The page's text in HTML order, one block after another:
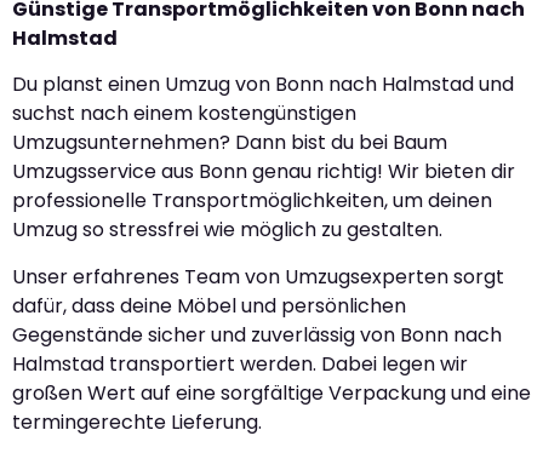
Günstige Transportmöglichkeiten von Bonn nach
Halmstad
Du planst einen Umzug von Bonn nach Halmstad und
suchst nach einem kostengünstigen
Umzugsunternehmen? Dann bist du bei Baum
Umzugsservice aus Bonn genau richtig! Wir bieten dir
professionelle Transportmöglichkeiten, um deinen
Umzug so stressfrei wie möglich zu gestalten.
Unser erfahrenes Team von Umzugsexperten sorgt
dafür, dass deine Möbel und persönlichen
Gegenstände sicher und zuverlässig von Bonn nach
Halmstad transportiert werden. Dabei legen wir
großen Wert auf eine sorgfältige Verpackung und eine
termingerechte Lieferung.